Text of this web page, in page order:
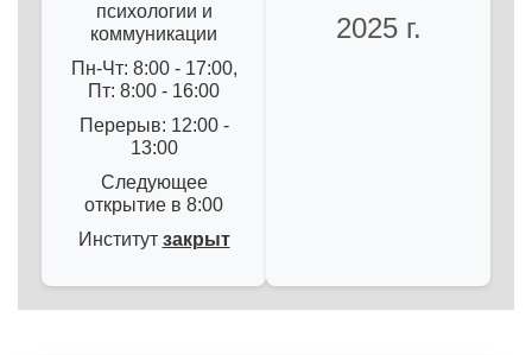
психологии и
коммуникации
Пн-Чт: 8:00 - 17:00,
Пт: 8:00 - 16:00
Перерыв: 12:00 -
13:00
Следующее
открытие в 8:00
Институт закрыт
2025 г.